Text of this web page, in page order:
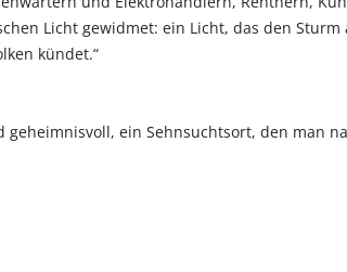
Licht gewidmet: ein Licht, das den
kündet.“
geheimnisvoll, ein Sehnsuchtsort, den man